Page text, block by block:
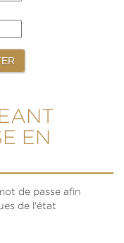
EN
de passe afin
de l'état